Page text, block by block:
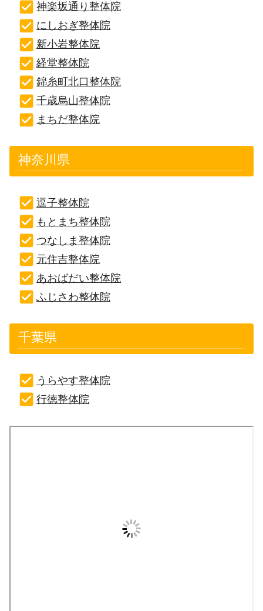
神楽坂通り整体院
にしおぎ整体院
新小岩整体院
経堂整体院
錦糸町北口整体院
千歳烏山整体院
まちだ整体院
神奈川県
逗子整体院
もとまち整体院
つなしま整体院
元住吉整体院
あおばだい整体院
ふじさわ整体院
千葉県
うらやす整体院
行徳整体院